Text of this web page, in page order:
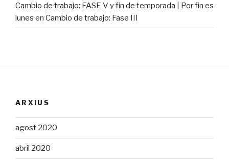
Cambio de trabajo: FASE V y fin de temporada | Por fin es
lunes en Cambio de trabajo: Fase III
ARXIUS
agost 2020
abril 2020